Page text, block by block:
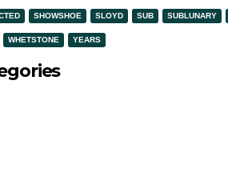
SHOWSHOE SLOYD SUB SUBLUNARY
WHETSTONE YEARS